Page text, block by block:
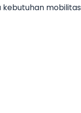
kebutuhan mobilitas